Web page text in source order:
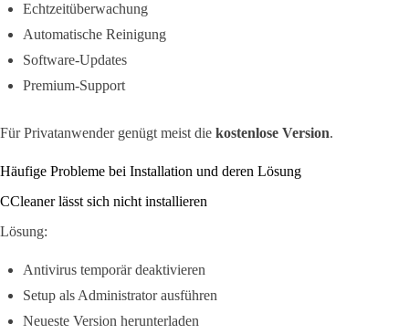
Echtzeitüberwachung
Automatische Reinigung
Software-Updates
Premium-Support
Für Privatanwender genügt meist die kostenlose Version.
Häufige Probleme bei Installation und deren Lösung
CCleaner lässt sich nicht installieren
Lösung:
Antivirus temporär deaktivieren
Setup als Administrator ausführen
Neueste Version herunterladen